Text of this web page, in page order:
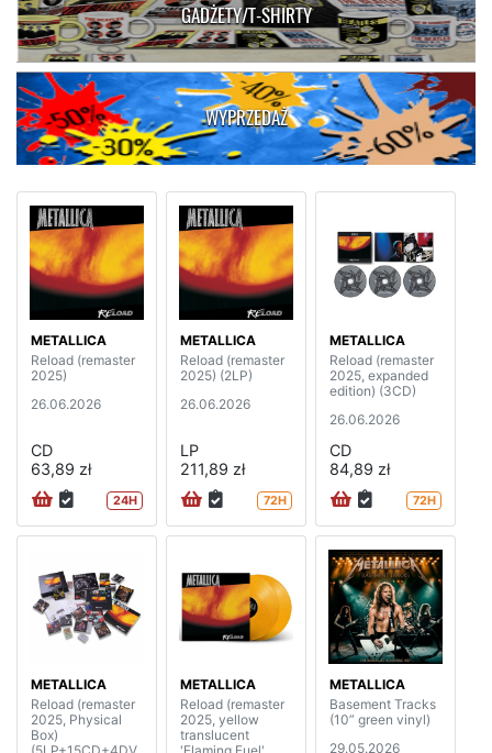
GADŻETY/T-SHIRTY
WYPRZEDAŻ
METALLICA
Reload (remaster
2025)
26.06.2026
CD
63,89 zł
24H
METALLICA
Reload (remaster
2025) (2LP)
26.06.2026
LP
211,89 zł
72H
METALLICA
Reload (remaster
2025, expanded
edition) (3CD)
26.06.2026
CD
84,89 zł
72H
METALLICA
Reload (remaster
2025, Physical
Box)
METALLICA
Reload (remaster
2025, yellow
translucent
METALLICA
Basement Tracks
(10” green vinyl)
29.05.2026